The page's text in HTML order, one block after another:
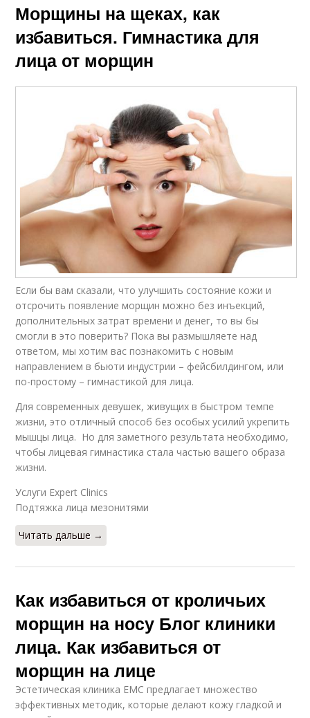
Морщины на щеках, как
избавиться. Гимнастика для
лица от морщин
Если бы вам сказали, что улучшить состояние кожи и
отсрочить появление морщин можно без инъекций,
дополнительных затрат времени и денег, то вы бы
смогли в это поверить? Пока вы размышляете над
ответом, мы хотим вас познакомить с новым
направлением в бьюти индустрии – фейсбилдингом, или
по-простому – гимнастикой для лица.
Для современных девушек, живущих в быстром темпе
жизни, это отличный способ без особых усилий укрепить
мышцы лица. Но для заметного результата необходимо,
чтобы лицевая гимнастика стала частью вашего образа
жизни.
Услуги Expert Clinics
Подтяжка лица мезонитями
Читать дальше →
Как избавиться от кроличьих
морщин на носу Блог клиники
лица. Как избавиться от
морщин на лице
Эстетическая клиника ЕМС предлагает множество
эффективных методик, которые делают кожу гладкой и